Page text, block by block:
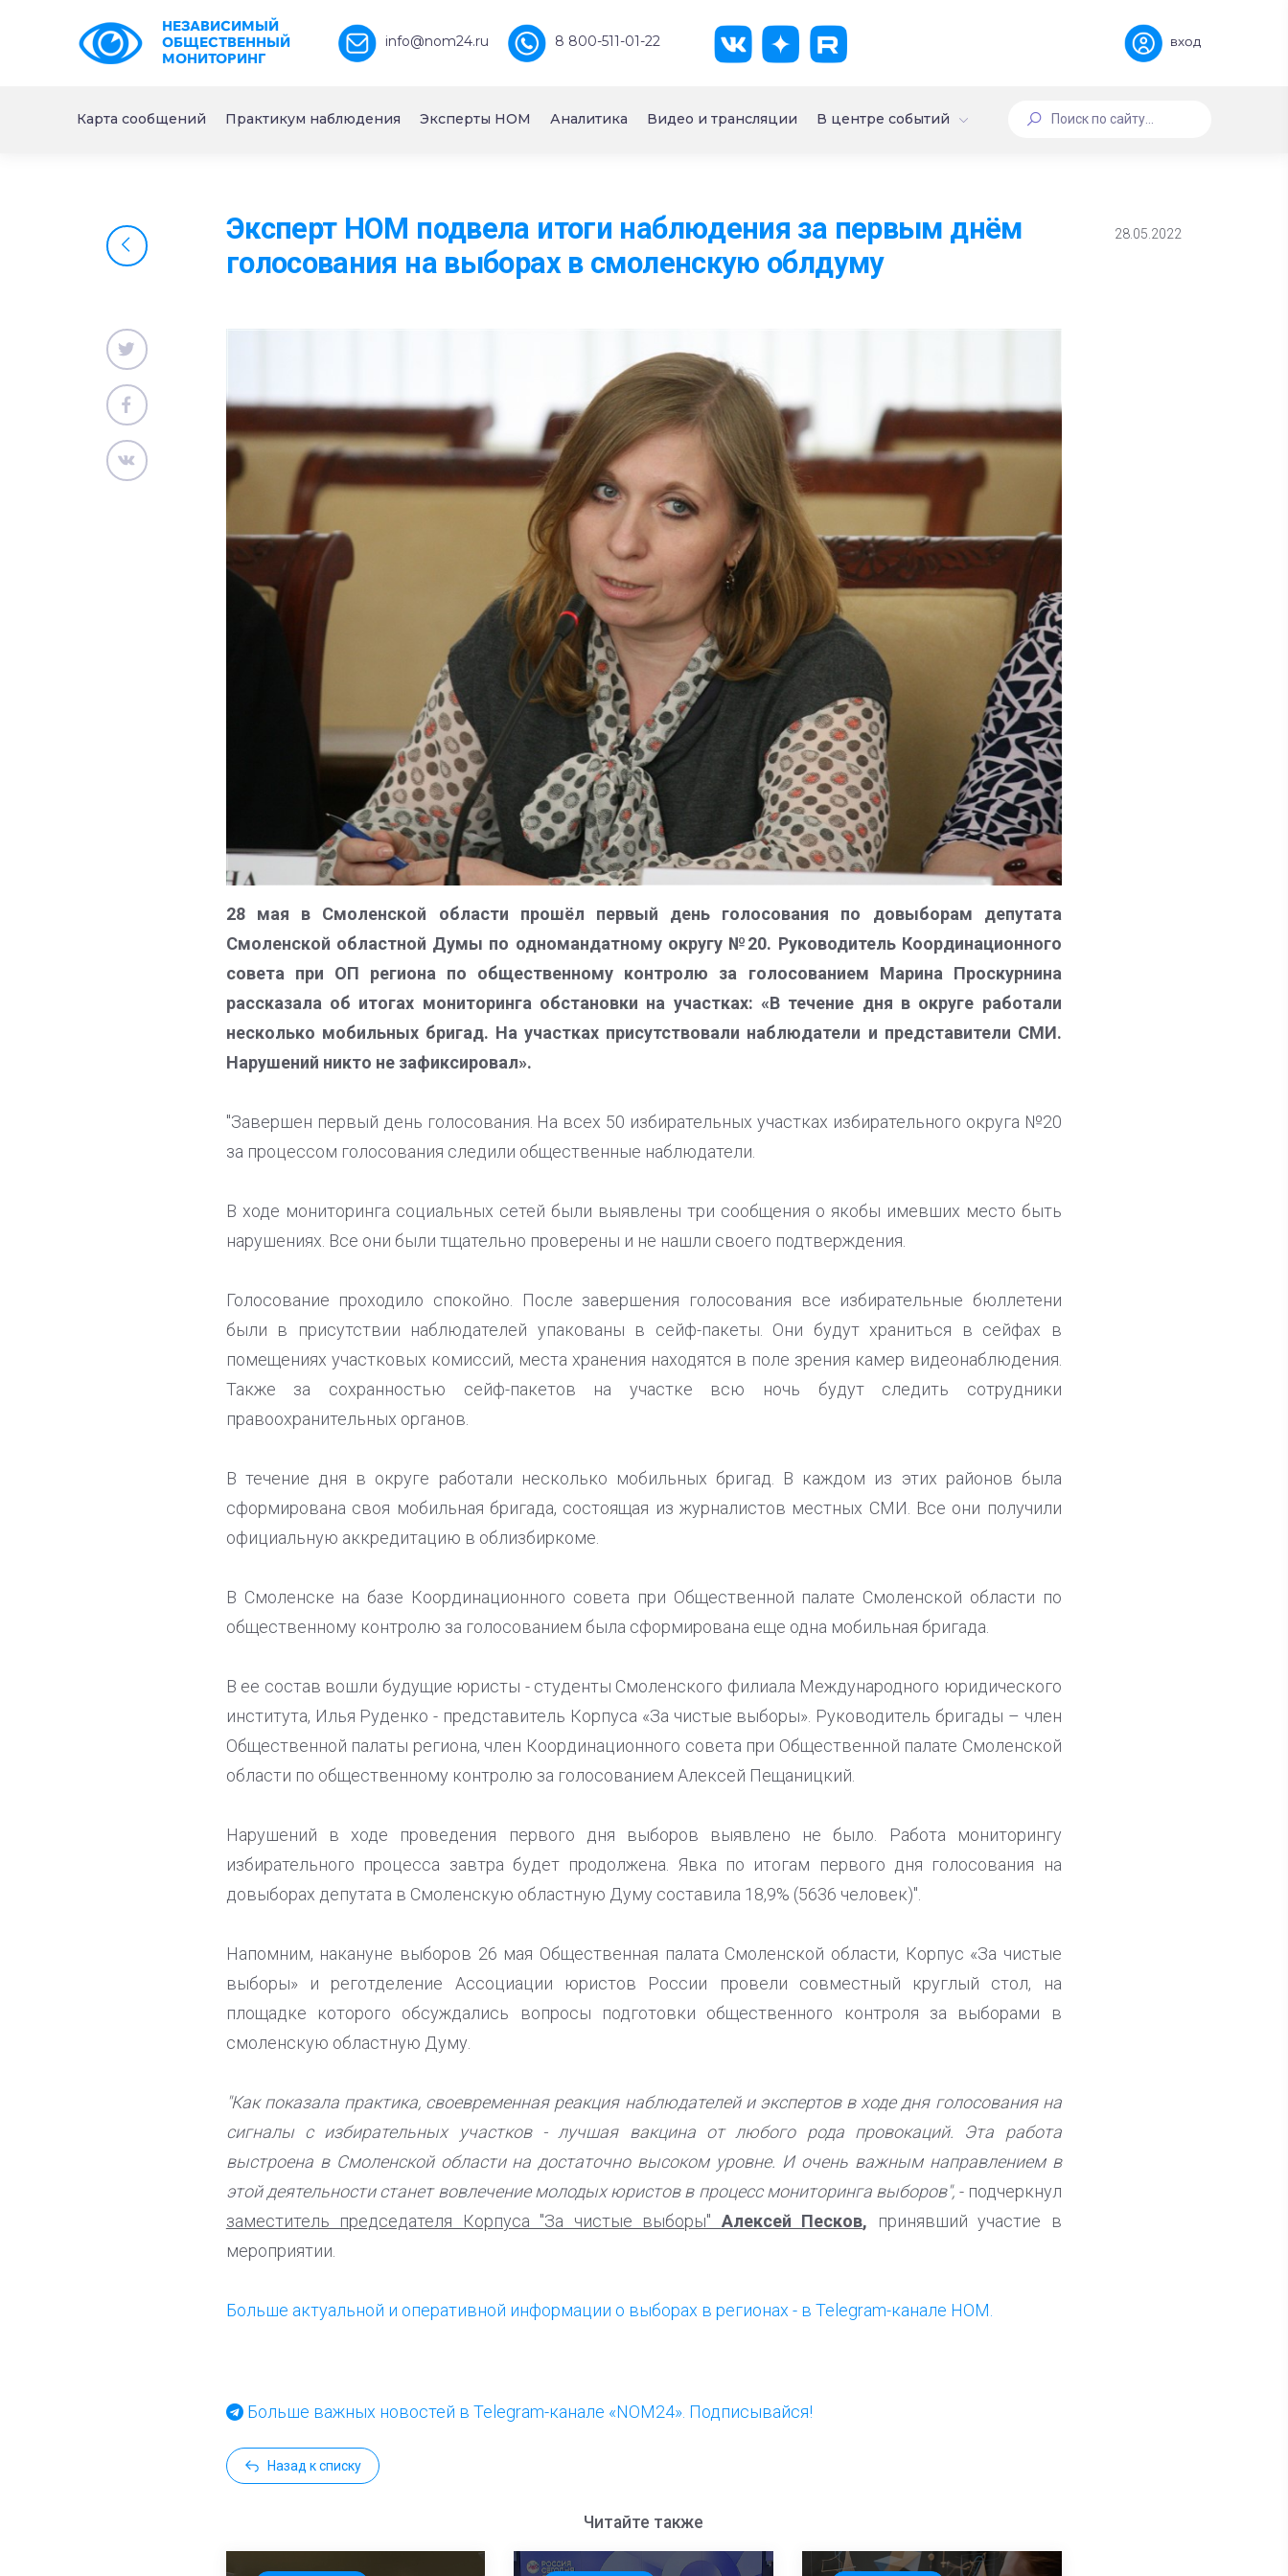
НЕЗАВИСИМЫЙ
ОБЩЕСТВЕННЫЙ
МОНИТОРИНГ
info@nom24.ru 8 800-511-01-22 вход
Карта сообщений Практикум наблюдения Эксперты НОМ Аналитика Видео и трансляции В центре событий
Эксперт НОМ подвела итоги наблюдения за первым днём
голосования на выборах в смоленскую облдуму
28.05.2022
28 мая в Смоленской области прошёл первый день голосования по довыборам депутата
Смоленской областной Думы по одномандатному округу №20. Руководитель Координационного
совета при ОП региона по общественному контролю за голосованием Марина Проскурнина
рассказала об итогах мониторинга обстановки на участках: «В течение дня в округе работали
несколько мобильных бригад. На участках присутствовали наблюдатели и представители СМИ.
Нарушений никто не зафиксировал».
"Завершен первый день голосования. На всех 50 избирательных участках избирательного округа №20
за процессом голосования следили общественные наблюдатели.
В ходе мониторинга социальных сетей были выявлены три сообщения о якобы имевших место быть
нарушениях. Все они были тщательно проверены и не нашли своего подтверждения.
Голосование проходило спокойно. После завершения голосования все избирательные бюллетени
были в присутствии наблюдателей упакованы в сейф-пакеты. Они будут храниться в сейфах в
помещениях участковых комиссий, места хранения находятся в поле зрения камер видеонаблюдения.
Также за сохранностью сейф-пакетов на участке всю ночь будут следить сотрудники
правоохранительных органов.
В течение дня в округе работали несколько мобильных бригад. В каждом из этих районов была
сформирована своя мобильная бригада, состоящая из журналистов местных СМИ. Все они получили
официальную аккредитацию в облизбиркоме.
В Смоленске на базе Координационного совета при Общественной палате Смоленской области по
общественному контролю за голосованием была сформирована еще одна мобильная бригада.
В ее состав вошли будущие юристы - студенты Смоленского филиала Международного юридического
института, Илья Руденко - представитель Корпуса «За чистые выборы». Руководитель бригады – член
Общественной палаты региона, член Координационного совета при Общественной палате Смоленской
области по общественному контролю за голосованием Алексей Пещаницкий.
Нарушений в ходе проведения первого дня выборов выявлено не было. Работа мониторингу
избирательного процесса завтра будет продолжена. Явка по итогам первого дня голосования на
довыборах депутата в Смоленскую областную Думу составила 18,9% (5636 человек)".
Напомним, накануне выборов 26 мая Общественная палата Смоленской области, Корпус «За чистые
выборы» и реготделение Ассоциации юристов России провели совместный круглый стол, на
площадке которого обсуждались вопросы подготовки общественного контроля за выборами в
смоленскую областную Думу.
"Как показала практика, своевременная реакция наблюдателей и экспертов в ходе дня голосования на
сигналы с избирательных участков - лучшая вакцина от любого рода провокаций. Эта работа
выстроена в Смоленской области на достаточно высоком уровне. И очень важным направлением в
этой деятельности станет вовлечение молодых юристов в процесс мониторинга выборов", - подчеркнул
заместитель председателя Корпуса "За чистые выборы" Алексей Песков, принявший участие в
мероприятии.
Больше актуальной и оперативной информации о выборах в регионах - в Telegram-канале НОМ.
Больше важных новостей в Telegram-канале «NOM24». Подписывайся!
Назад к списку
Читайте также